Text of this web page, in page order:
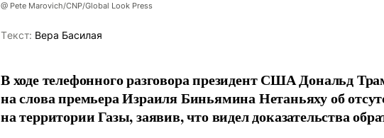
@ Pete Marovich/CNP/Global Look Press
Tекст: Вера Басилая
В ходе телефонного разговора президент США Дональд
на слова премьера Израиля Биньямина Нетаньяху об
на территории Газы, заявив, что видел доказательства